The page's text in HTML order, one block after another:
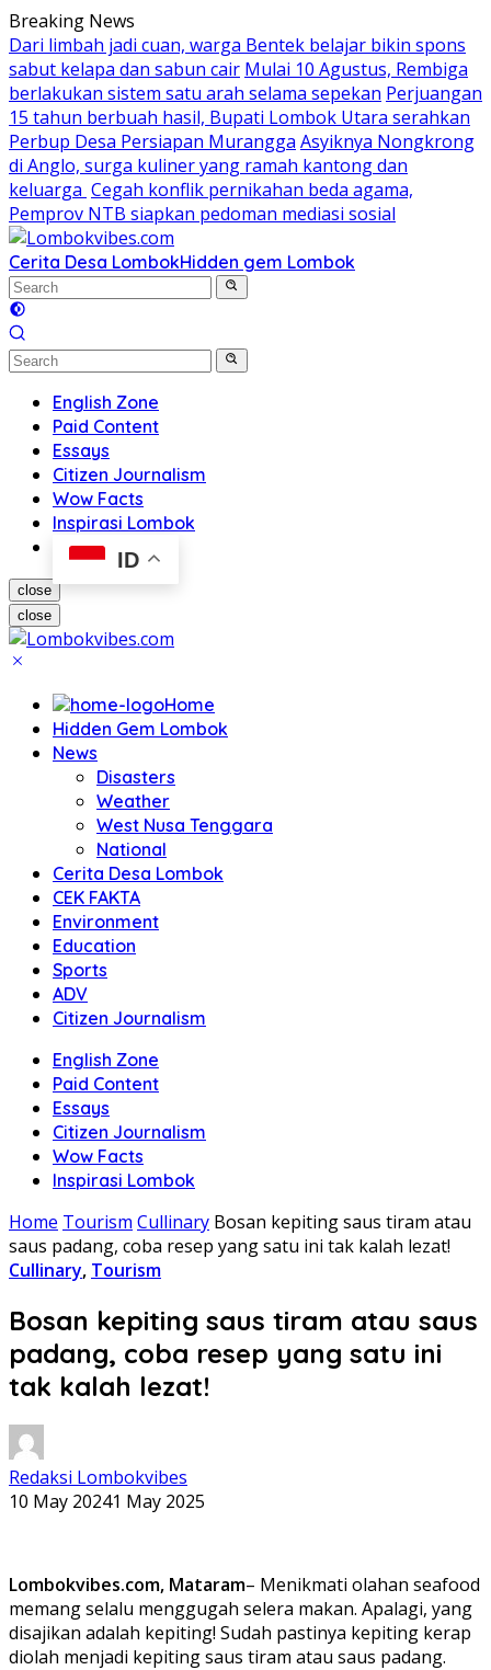
Skip
to
content
Breaking News
Dari limbah jadi cuan, warga Bentek belajar bikin spons
sabut kelapa dan sabun cair Mulai 10 Agustus, Rembiga
berlakukan sistem satu arah selama sepekan Perjuangan
15 tahun berbuah hasil, Bupati Lombok Utara serahkan
Perbup Desa Persiapan Murangga Asyiknya Nongkrong
di Anglo, surga kuliner yang ramah kantong dan
keluarga Cegah konflik pernikahan beda agama,
Pemprov NTB siapkan pedoman mediasi sosial
Cerita Desa LombokHidden gem Lombok
English Zone
Paid Content
Essays
Citizen Journalism
Wow Facts
Inspirasi Lombok
ID
close
close
Home
Hidden Gem Lombok
News
Disasters
Weather
West Nusa Tenggara
National
Cerita Desa Lombok
CEK FAKTA
Environment
Education
Sports
ADV
Citizen Journalism
English Zone
Paid Content
Essays
Citizen Journalism
Wow Facts
Inspirasi Lombok
Home Tourism Cullinary Bosan kepiting saus tiram atau
saus padang, coba resep yang satu ini tak kalah lezat!
Cullinary, Tourism
Bosan kepiting saus tiram atau saus
padang, coba resep yang satu ini
tak kalah lezat!
Redaksi Lombokvibes
10 May 20241 May 2025
Lombokvibes.com, Mataram– Menikmati olahan seafood
memang selalu menggugah selera makan. Apalagi, yang
disajikan adalah kepiting! Sudah pastinya kepiting kerap
diolah menjadi kepiting saus tiram atau saus padang.